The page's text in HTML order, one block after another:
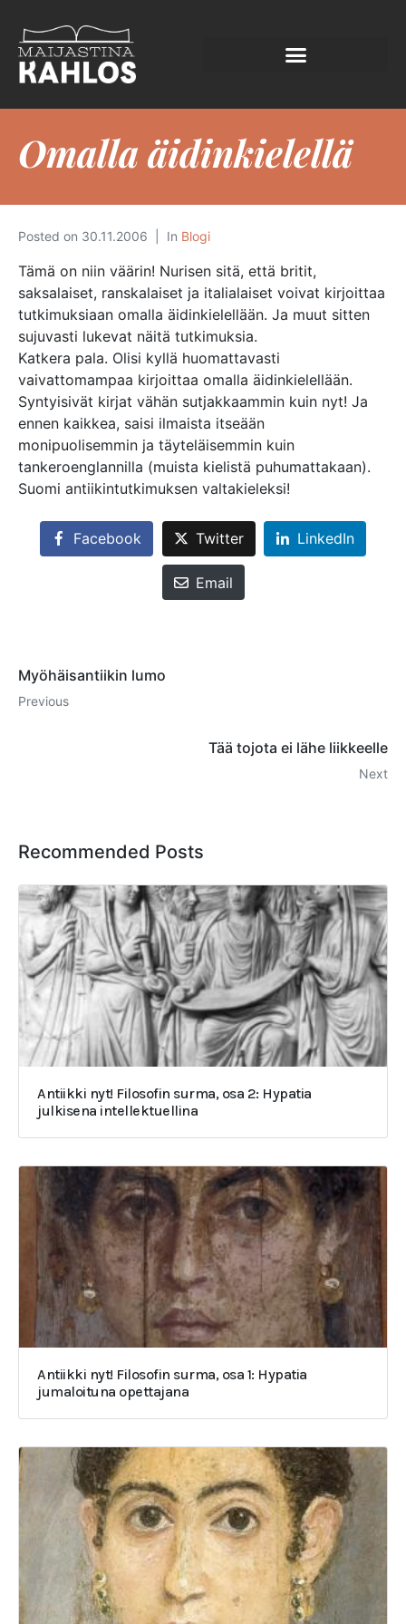
Omalla äidinkielellä
Posted on 30.11.2006 In Blogi
Tämä on niin väärin! Nurisen sitä, että britit,
saksalaiset, ranskalaiset ja italialaiset voivat kirjoittaa
tutkimuksiaan omalla äidinkielellään. Ja muut sitten
sujuvasti lukevat näitä tutkimuksia.
Katkera pala. Olisi kyllä huomattavasti
vaivattomampaa kirjoittaa omalla äidinkielellään.
Syntyisivät kirjat vähän sutjakkaammin kuin nyt! Ja
ennen kaikkea, saisi ilmaista itseään
monipuolisemmin ja täyteläisemmin kuin
tankeroenglannilla (muista kielistä puhumattakaan).
Suomi antiikintutkimuksen valtakieleksi!
Facebook Twitter LinkedIn
Email
Myöhäisantiikin lumo
Previous
Tää tojota ei lähe liikkeelle
Next
Recommended Posts
Antiikki nyt! Filosofin surma, osa 2: Hypatia
julkisena intellektuellina
Antiikki nyt! Filosofin surma, osa 1: Hypatia
jumaloituna opettajana